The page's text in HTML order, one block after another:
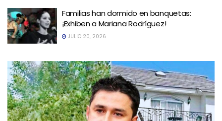
Familias han dormido en banquetas:
¡Exhiben a Mariana Rodríguez!
JULIO 20, 2026